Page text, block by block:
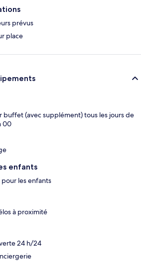
prévus
place
buffet (avec supplément) tous les jours de
00
enfants
les enfants
à proximité
24 h/24